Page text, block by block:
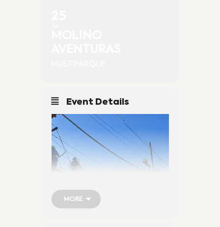
Event Details
MORE